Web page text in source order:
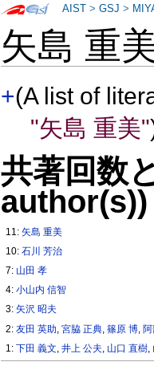
矢島 重
+(A list of
"矢島 重美"
共著回数
author(s))
11:矢島 重美
10:石川 芳治
7: 山田 孝
4:小山内 信智
3:矢沢 昭夫
2:友田 英助 ,宮脇 正典 ,篠原 博 ,
1:下田 義文 ,井上 公夫 山口 直樹
AIST >GSJ >